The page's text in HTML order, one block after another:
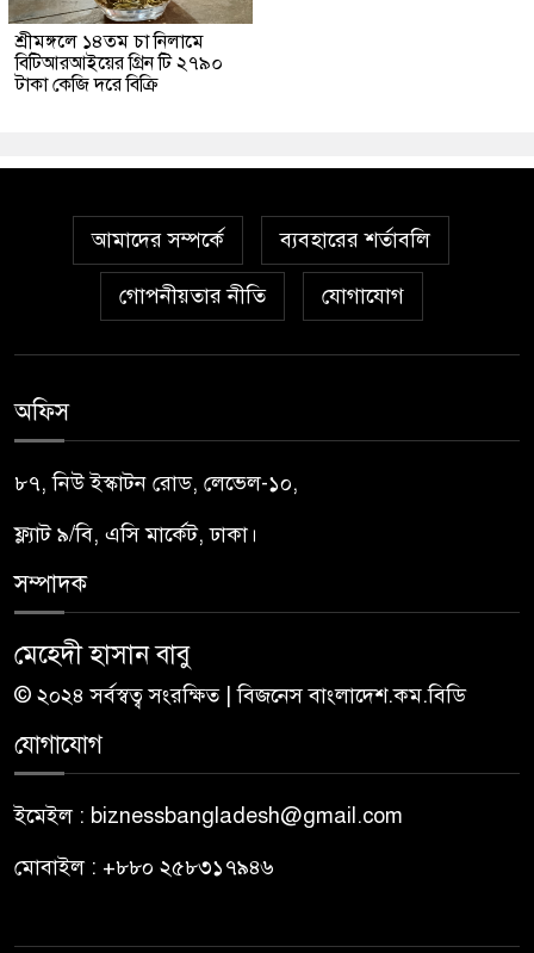
শ্রীমঙ্গলে ১৪তম চা নিলামে
বিটিআরআইয়ের গ্রিন টি ২৭৯০
টাকা কেজি দরে বিক্রি
আমাদের সম্পর্কে ব্যবহারের শর্তাবলি
গোপনীয়তার নীতি যোগাযোগ
অফিস
৮৭, নিউ ইস্কাটন রোড, লেভেল-১০,
ফ্ল্যাট ৯/বি, এসি মার্কেট, ঢাকা।
সম্পাদক
মেহেদী হাসান বাবু
© ২০২৪ সর্বস্বত্ব সংরক্ষিত | বিজনেস বাংলাদেশ.কম.বিডি
যোগাযোগ
ইমেইল : biznessbangladesh@gmail.com
মোবাইল : +৮৮০ ২৫৮৩১৭৯৪৬